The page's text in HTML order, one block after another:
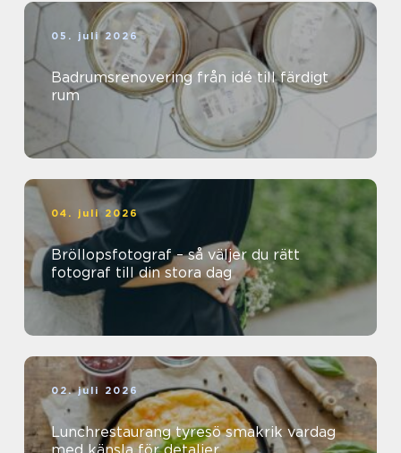
05. juli 2026
Badrumsrenovering från idé till färdigt
rum
04. juli 2026
Bröllopsfotograf – så väljer du rätt
fotograf till din stora dag
02. juli 2026
Lunchrestaurang tyresö smakrik vardag